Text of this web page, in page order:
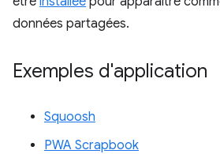
données partagées.
Exemples d'application
Squoosh
PWA Scrapbook